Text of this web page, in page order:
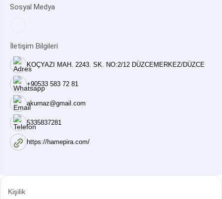
Sosyal Medya
İletişim Bilgileri
KOÇYAZI MAH. 2243. SK. NO:2/12 DÜZCEMERKEZ/DÜZCE
+90533 583 72 81
akurnaz@gmail.com
5335837281
https://hamepira.com/
Kişilik